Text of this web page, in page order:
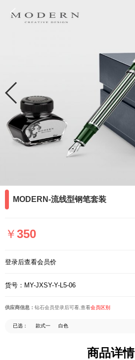
回
前
页
MODERN-流线型钢笔套装
￥350
登录后查看会员价
货号：MY-JXSY-Y-L5-06
供应商信息： 钻石会员登录后可看,查看会员区别
已选： 款式一 白色
商品详情